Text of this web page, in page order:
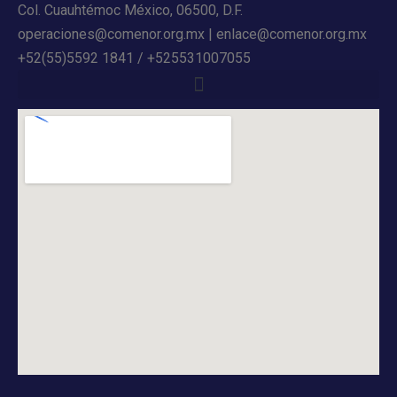
Col. Cuauhtémoc México, 06500, D.F.
operaciones@comenor.org.mx | enlace@comenor.org.mx
+52(55)5592 1841 / +525531007055